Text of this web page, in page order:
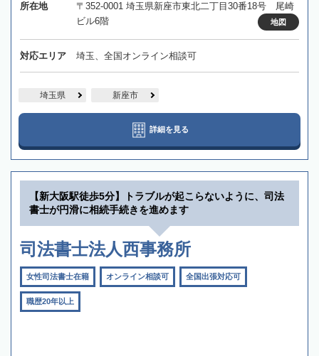
所在地
〒352-0001 埼玉県新座市東北二丁目30番18号 尾崎
ビル6階
地図
対応エリア 埼玉、全国オンライン相談可
埼玉県 新座市
詳細を見る
【新大阪駅徒歩5分】トラブルが起こらないように、司法
書士が円滑に相続手続きを進めます
司法書士法人西事務所
女性司法書士在籍 オンライン相談可 全国出張対応可
職歴20年以上